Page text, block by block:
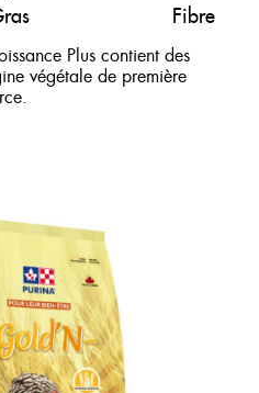
Fibre
Plus contient des
végétale de première